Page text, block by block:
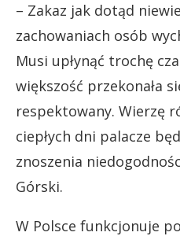
– Zakaz jak dotąd
zachowaniach osób
Musi upłynąć trochę
większość przekonała
respektowany. Wierzę
ciepłych dni palacze
znoszenia
Górski.
W Polsce funkcjonuje